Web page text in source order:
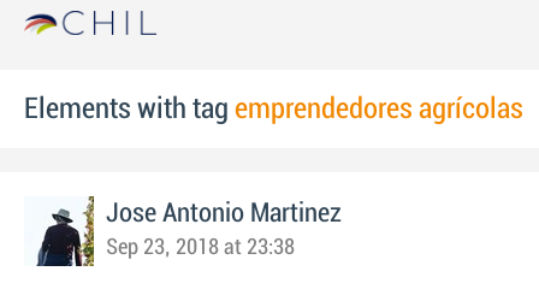
Elements with tag emprendedores agrícolas
Jose Antonio Martinez
Sep 23, 2018 at 23:38